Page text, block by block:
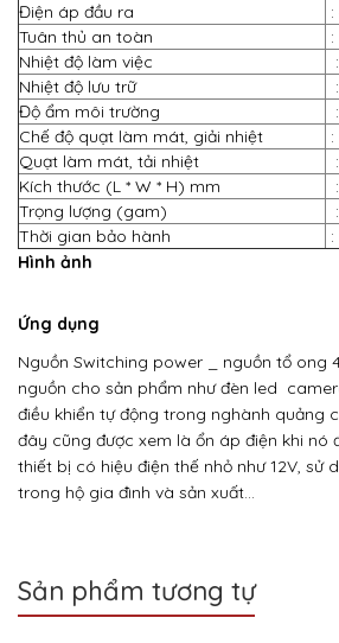
Điện áp đầu ra
Tuân thủ an toàn
Nhiệt độ làm việc
Nhiệt độ lưu trữ
Độ ẩm môi trường
Chế độ quạt làm mát, giải nhiệt
Quạt làm mát, tải nhiệt
Kích thước (L * W * H) mm
:
Trọng lượng (gam)
:
Thời gian bảo hành
Hình ảnh
Ứng dụng
Nguồn Switching power
nguồn tổ ong
nguồn cho sản phẩm như đèn led
điều khiển tự động trong nghành quảng
đây cũng được xem là ổn áp điện khi nó
thiết bị có hiệu điện thế nhỏ như 12V, sử
trong hộ gia đình và sản xuất…
Sản phẩm tương tự